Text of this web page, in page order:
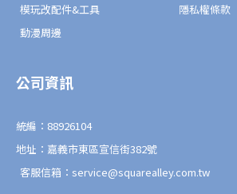
模玩改配件&工具
動漫周邊
隱私權條款
公司資訊
統編：88926104
地址：嘉義市東區宣信街382號
客服信箱：service@squarealley.com.tw